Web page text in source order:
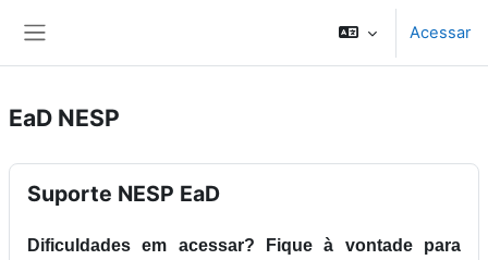
Acessar
EaD NESP
Suporte NESP EaD
Dificuldades em acessar?
Fique à vontade para